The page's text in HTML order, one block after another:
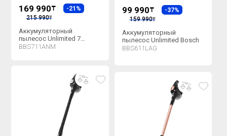
169 990₸
-21%
215 990₸
Аккумуляторный
пылесос Unlimited 7
ProAnimal Bosch
BBS711ANM
99 990₸
-37%
159 990₸
Аккумуляторный
пылесос Unlimited Bosch
BBS611LAG